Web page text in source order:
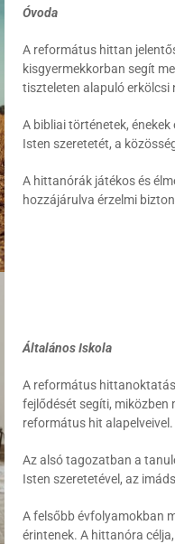
Óvoda
A református hittan
kisgyermekkorban segít
tiszteleten alapuló erkölcsi
A bibliai történetek,
Isten szeretetét, a
A hittanórák játékos és
hozzájárulva érzelmi
Általános Iskola
A református
fejlődését segíti, miközben
református hit alapelveivel.
Az alsó tagozatban a
Isten szeretetével, az
A felsőbb évfolyamokban
érintenek. A hittanóra